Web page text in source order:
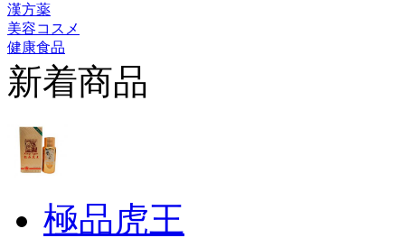
漢方薬
美容コスメ
健康食品
新着商品
極品虎王